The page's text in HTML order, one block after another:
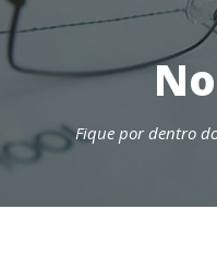
Fique por dentro